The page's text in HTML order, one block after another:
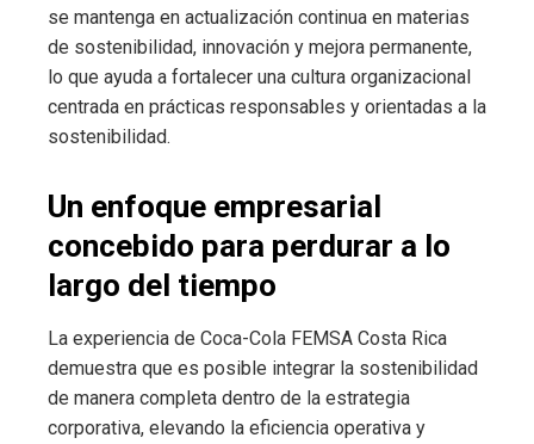
se mantenga en actualización continua en materias
de sostenibilidad, innovación y mejora permanente,
lo que ayuda a fortalecer una cultura organizacional
centrada en prácticas responsables y orientadas a la
sostenibilidad.
Un enfoque empresarial
concebido para perdurar a lo
largo del tiempo
La experiencia de Coca-Cola FEMSA Costa Rica
demuestra que es posible integrar la sostenibilidad
de manera completa dentro de la estrategia
corporativa, elevando la eficiencia operativa y